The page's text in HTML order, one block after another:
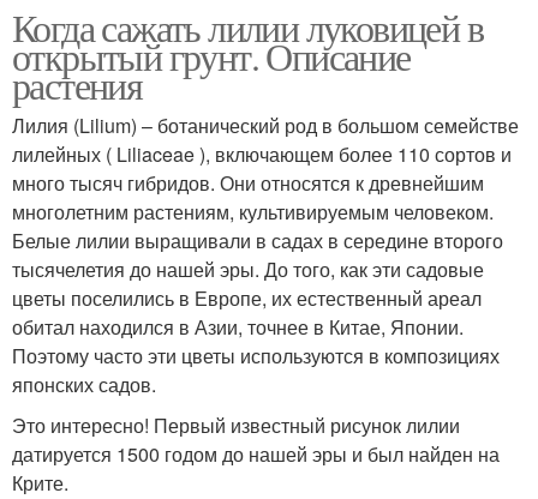
Когда сажать лилии луковицей в
открытый грунт. Описание
растения
Лилия (Lilium) – ботанический род в большом семействе
лилейных ( Liliaceae ), включающем более 110 сортов и
много тысяч гибридов. Они относятся к древнейшим
многолетним растениям, культивируемым человеком.
Белые лилии выращивали в садах в середине второго
тысячелетия до нашей эры. До того, как эти садовые
цветы поселились в Европе, их естественный ареал
обитал находился в Азии, точнее в Китае, Японии.
Поэтому часто эти цветы используются в композициях
японских садов.
Это интересно! Первый известный рисунок лилии
датируется 1500 годом до нашей эры и был найден на
Крите.